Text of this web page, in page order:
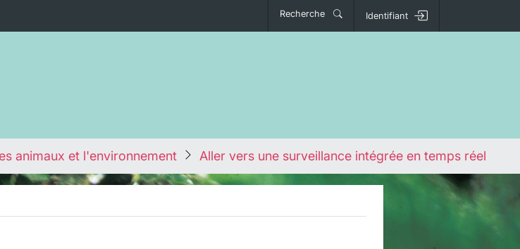
Recherche Identifiant
animaux et l'environnement Aller vers une surveillance intégrée en temps réel